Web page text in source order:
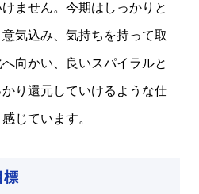
ません。今期はしっかりと
気込み、気持ちを持って取
向かい、良いスパイラルと
り還元していけるような仕
じています。
標